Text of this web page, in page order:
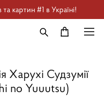
картин #1 в Україні!
Харухі Судзумії
no Yuuutsu)